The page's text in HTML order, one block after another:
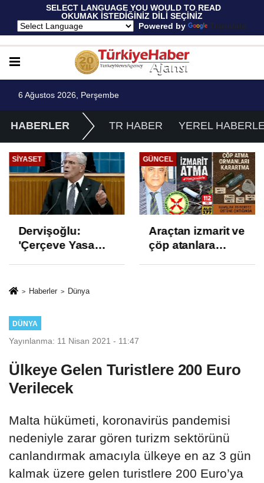
SELECT LANGUAGE YOU WOULD TO READ
OKUMAK İSTEDİĞİNİZ DİLİ SEÇİNİZ
Powered by
Translate
6 Ağustos 2026, Perşembe
HABERLER TR HABER YEREL
SIYASET
Dervişoğlu:
'Çerçeve Yasa
ve İhanet
GÜNCEL
Araçtan izmarit ve
çöp atanlara
Haberler Dünya
DÜNYA
Yayınlanma: 11 Nisan 2021 - 11:47
Ülkeye Gelen Turistlere 200 Euro
Verilecek
Malta hükümeti, koronavirüs pandemisi
nedeniyle zarar gören turizm sektörünü
canlandırmak amacıyla ülkeye en az 3 gün
kalmak üzere gelen turistlere 200 Euro’ya